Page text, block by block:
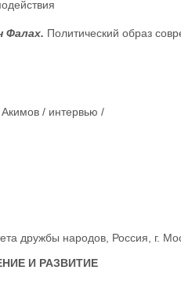
Фалах. Политический образ
/ интервью /
дружбы народов, Россия, г.
И РАЗВИТИЕ